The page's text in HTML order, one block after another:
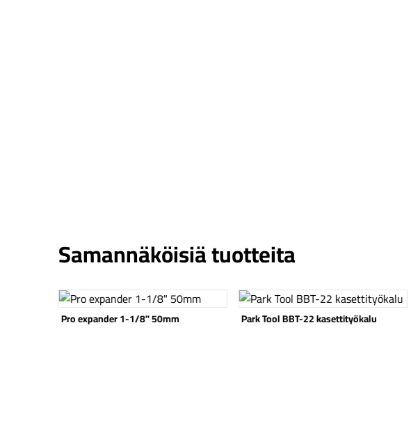
Samannäköisiä tuotteita
Katso tuote
Pro expander 1-1/8" 50mm
Katso tuote
Park Tool BBT-22 kasettityökalu